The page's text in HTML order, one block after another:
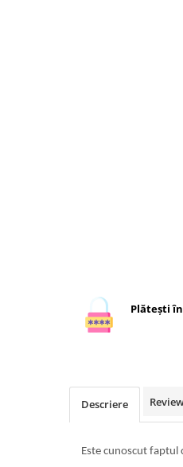
Plătești
Descriere
Este cunoscut faptul